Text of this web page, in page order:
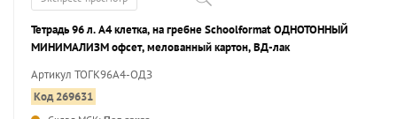
Тетрадь 96 л. А4 клетка, на гребне Schoolformat ОДНОТОННЫЙ
МИНИМАЛИЗМ офсет, мелованный картон, ВД-лак
Артикул ТОГК96А4-ОДЗ
Код 269631